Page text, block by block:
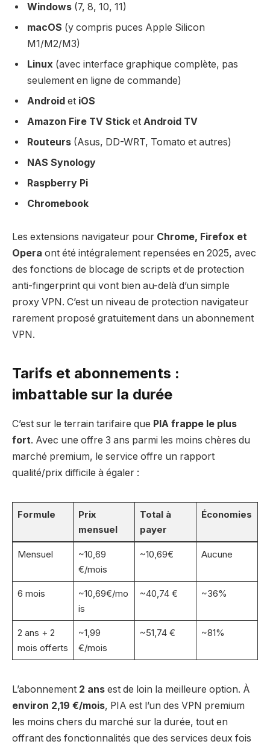
Windows (7, 8, 10, 11)
macOS (y compris puces Apple Silicon
M1/M2/M3)
Linux (avec interface graphique complète, pas
seulement en ligne de commande)
Android et iOS
Amazon Fire TV Stick et Android TV
Routeurs (Asus, DD-WRT, Tomato et autres)
NAS Synology
Raspberry Pi
Chromebook
Les extensions navigateur pour Chrome, Firefox et
Opera ont été intégralement repensées en 2025, avec
des fonctions de blocage de scripts et de protection
anti-fingerprint qui vont bien au-delà d’un simple
proxy VPN. C’est un niveau de protection navigateur
rarement proposé gratuitement dans un abonnement
VPN.
Tarifs et abonnements :
imbattable sur la durée
C’est sur le terrain tarifaire que PIA frappe le plus
fort. Avec une offre 3 ans parmi les moins chères du
marché premium, le service offre un rapport
qualité/prix difficile à égaler :
Formule
Prix
mensuel
Total à
payer
Économies
Mensuel
~10,69
€/mois
~10,69€ Aucune
6 mois
~10,69€/mo
is
~40,74 € ~36%
2 ans + 2
mois offerts
~1,99
€/mois
~51,74 € ~81%
L’abonnement 2 ans est de loin la meilleure option. À
environ 2,19 €/mois, PIA est l’un des VPN premium
les moins chers du marché sur la durée, tout en
offrant des fonctionnalités que des services deux fois